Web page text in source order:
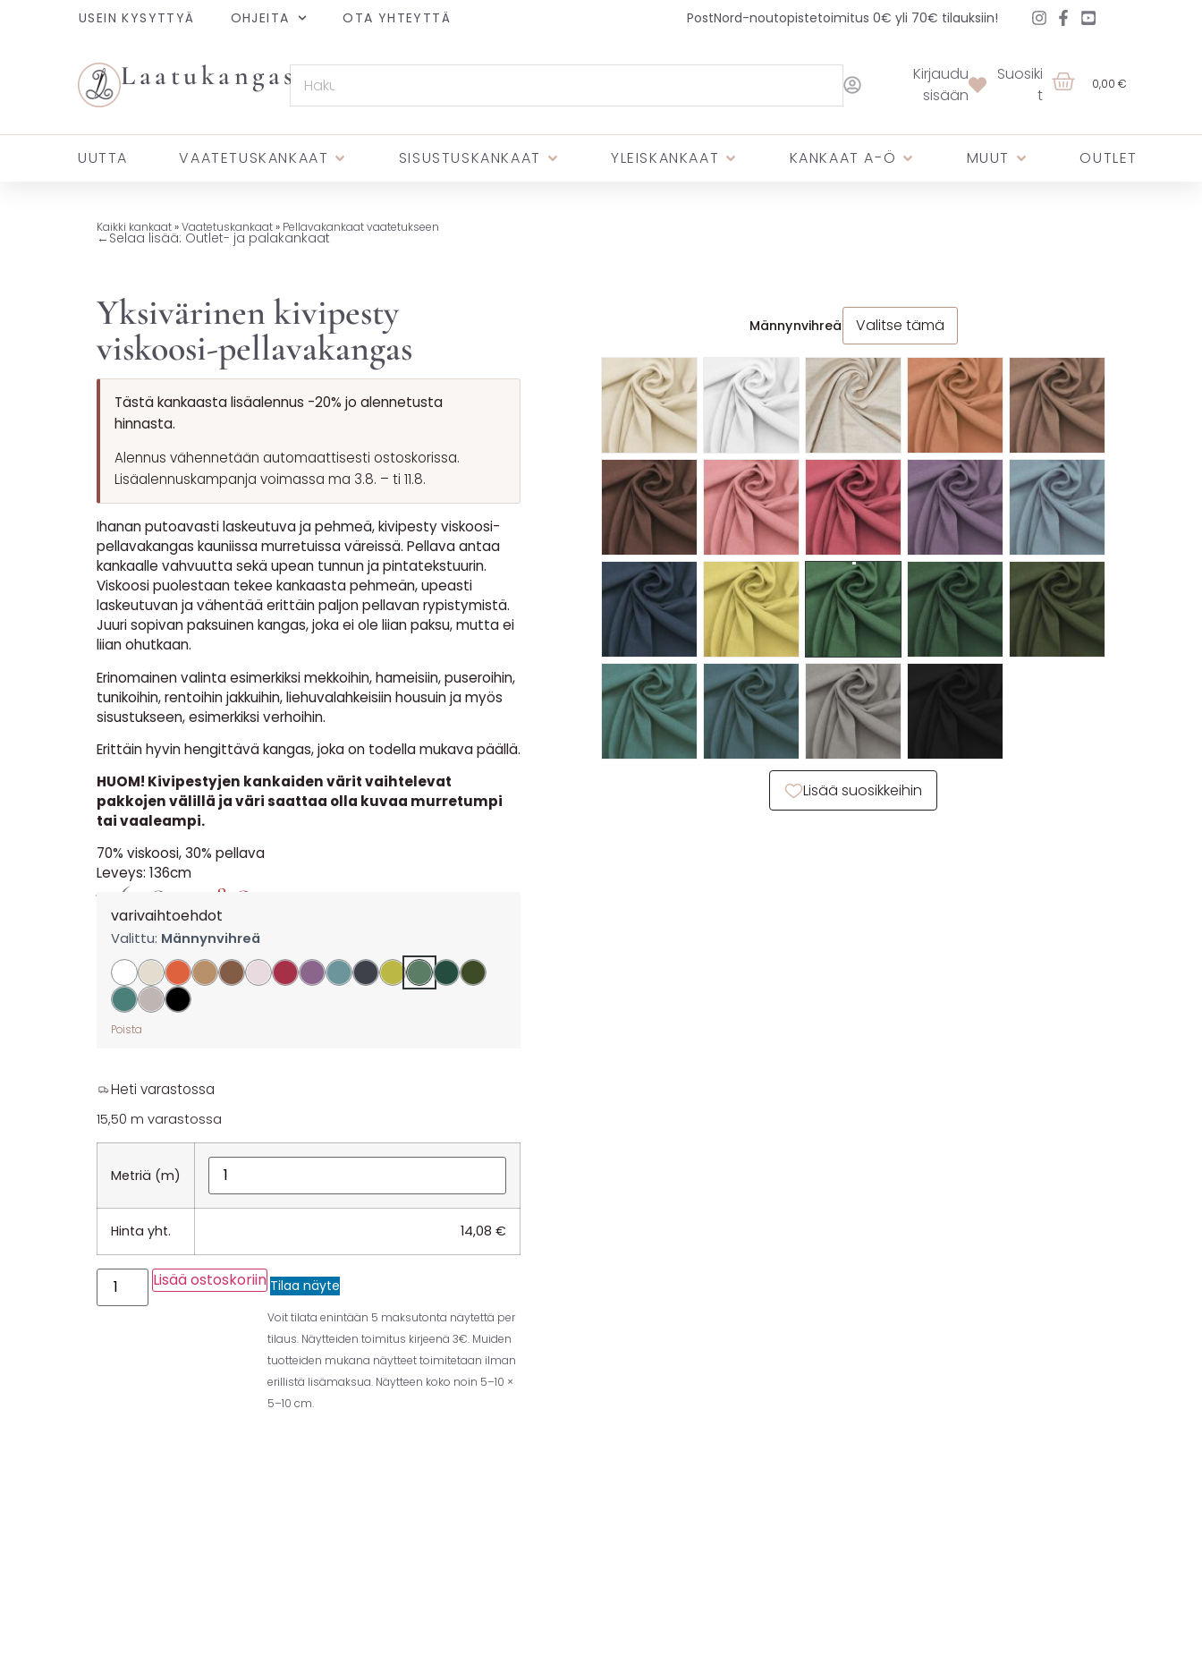
USEIN KYSYTTYÄ OHJEITA OTA YHTEYTTÄ PostNord-noutopistetoimitus 0€ yli 70€ tilauksiin!
Laatukangas
Kirjaudu
sisään
Suosiki
t
0,00 €
UUTTA VAATETUSKANKAAT SISUSTUSKANKAAT YLEISKANKAAT KANKAAT A-Ö MUUT OUTLET
Kaikki kankaat»Vaatetuskankaat» Pellavakankaat vaatetukseen
←Selaa lisää: Outlet- ja palakankaat
Yksivärinen kivipesty
viskoosi-pellavakangas
Tästä kankaasta lisäalennus -20% jo alennetusta
hinnasta.
Alennus vähennetään automaattisesti ostoskorissa.
Lisäalennuskampanja voimassa ma 3.8. – ti 11.8.
Ihanan putoavasti laskeutuva ja pehmeä, kivipesty viskoosi-
pellavakangas kauniissa murretuissa väreissä. Pellava antaa
kankaalle vahvuutta sekä upean tunnun ja pintatekstuurin.
Viskoosi puolestaan tekee kankaasta pehmeän, upeasti
laskeutuvan ja vähentää erittäin paljon pellavan rypistymistä.
Juuri sopivan paksuinen kangas, joka ei ole liian paksu, mutta ei
liian ohutkaan.
Erinomainen valinta esimerkiksi mekkoihin, hameisiin, puseroihin,
tunikoihin, rentoihin jakkuihin, liehuvalahkeisiin housuin ja myös
sisustukseen, esimerkiksi verhoihin.
Erittäin hyvin hengittävä kangas, joka on todella mukava päällä.
HUOM! Kivipestyjen kankaiden värit vaihtelevat
pakkojen välillä ja väri saattaa olla kuvaa murretumpi
tai vaaleampi.
70% viskoosi, 30% pellava
Leveys: 136cm
17,60 € 14,08 €
varivaihtoehdot
Valittu: Männynvihreä
Poista
Heti varastossa
15,50 m varastossa
Metriä (m)
Hinta yht. 14,08 €
Lisää ostoskoriin Tilaa näyte
Voit tilata enintään 5 maksutonta näytettä per
tilaus. Näytteiden toimitus kirjeenä 3€. Muiden
tuotteiden mukana näytteet toimitetaan ilman
erillistä lisämaksua. Näytteen koko noin 5–10 ×
5–10 cm.
Männynvihreä Valitse tämä
Lisää suosikkeihin